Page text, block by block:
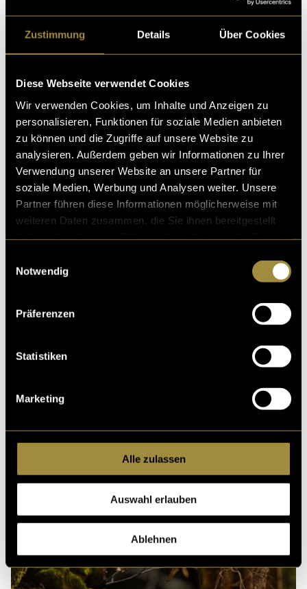
Zustimmung Details Über Cookies
Diese Webseite verwendet Cookies
Wir verwenden Cookies, um Inhalte und Anzeigen zu
personalisieren, Funktionen für soziale Medien anbieten
zu können und die Zugriffe auf unsere Website zu
analysieren. Außerdem geben wir Informationen zu Ihrer
Verwendung unserer Website an unsere Partner für
soziale Medien, Werbung und Analysen weiter. Unsere
Partner führen diese Informationen möglicherweise mit
weiteren Daten zusammen, die Sie ihnen bereitgestellt
Notwendig
Präferenzen
Statistiken
Marketing
Alle zulassen
Auswahl erlauben
Ablehnen